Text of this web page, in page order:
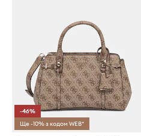
-46%
Ще -10% з кодом WEB*